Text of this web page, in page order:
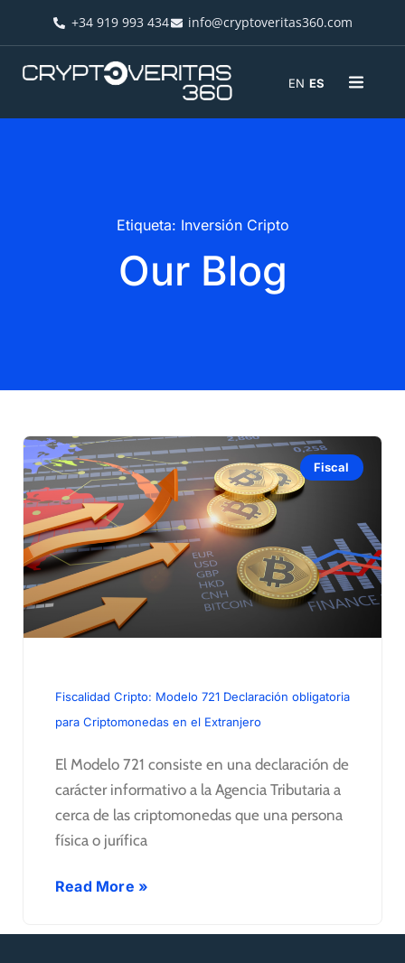
+34 919 993 434 info@cryptoveritas360.com
EN ES
Etiqueta: Inversión Cripto
Our Blog
Fiscal
Fiscalidad Cripto: Modelo 721 Declaración obligatoria
para Criptomonedas en el Extranjero
El Modelo 721 consiste en una declaración de
carácter informativo a la Agencia Tributaria a
cerca de las criptomonedas que una persona
física o jurífica
Read More »